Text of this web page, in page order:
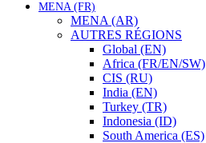
MENA (FR)
MENA (AR)
AUTRES RÉGIONS
Global (EN)
Africa (FR/EN/SW)
CIS (RU)
India (EN)
Turkey (TR)
Indonesia (ID)
South America (ES)